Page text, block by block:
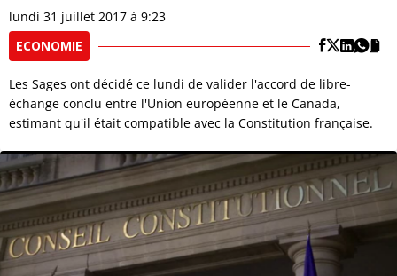
lundi 31 juillet 2017 à 9:23
ECONOMIE
Les Sages ont décidé ce lundi de valider l'accord de libre-
échange conclu entre l'Union européenne et le Canada,
estimant qu'il était compatible avec la Constitution française.